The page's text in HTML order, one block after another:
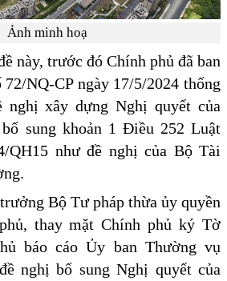
Ảnh minh hoạ
này, trước đó Chính phủ đã ban
NQ-CP ngày 17/5/2024 thống
nghị xây dựng Nghị quyết của
sung khoản 1 Điều 252 Luật
QH15 như đề nghị của Bộ Tài
Bộ Tư pháp thừa ủy quyền
thay mặt Chính phủ ký Tờ
báo cáo Ủy ban Thường vụ
nghị bổ sung Nghị quyết của